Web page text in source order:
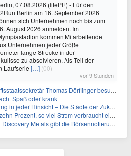
07.08.2026 (lifePR) - Für den
Berlin am 16. September 2026
sich Unternehmen noch bis zum
August 2026 anmelden. Im
kommen Mitarbeitende
Unternehmen jeder Größe
lange Strecke in der
zu absolvieren. Als Teil der
Laufserie […] (00)
vor 9 Stunden
Thomas Dörflinger besucht Handwerksbetrieb im Kammerbezirk Freiburg
Spaß oder krank
jeder Hinsicht – Die Städte der Zukunft sind grün-blau
Prozent, so viel Strom verbraucht ein Aufzug im Gebäude
Metals gibt die Börsennotierung an der Frankfurter Wertpapierbörse bekannt